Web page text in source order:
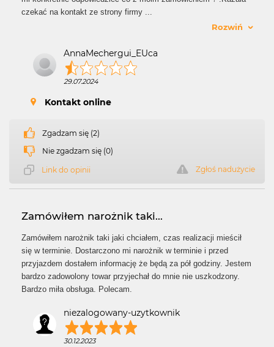
czekać na kontakt ze strony firmy ...
Rozwiń
AnnaMechergui_EUca
29.07.2024
Kontakt online
Zgadzam się (2)
Nie zgadzam się (0)
Link do opinii Zgłoś nadużycie
Zamówiłem narożnik taki...
Zamówiłem narożnik taki jaki chciałem, czas realizacji mieścił
się w terminie. Dostarczono mi narożnik w terminie i przed
przyjazdem dostałem informację że będą za pół godziny. Jestem
bardzo zadowolony towar przyjechał do mnie nie uszkodzony.
Bardzo miła obsługa. Polecam.
niezalogowany-uzytkownik
30.12.2023